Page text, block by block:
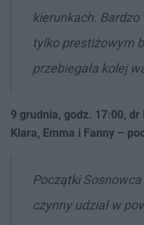
kierunkach.
tylko prestiżowym
przebiegała kolej
9 grudnia, godz. 17:00,
Klara, Emma i Fanny –
Początki
czynny udział w